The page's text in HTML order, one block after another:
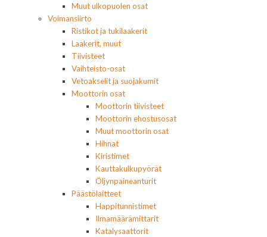
Muut ulkopuolen osat
Voimansiirto
Ristikot ja tukilaakerit
Laakerit, muut
Tiivisteet
Vaihteisto-osat
Vetoakselit ja suojakumit
Moottorin osat
Moottorin tiivisteet
Moottorin ehostusosat
Muut moottorin osat
Hihnat
Kiristimet
Kauttakulkupyörät
Öljynpaineanturit
Päästölaitteet
Happitunnistimet
Ilmamäärämittarit
Katalysaattorit